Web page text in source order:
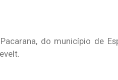
do município de